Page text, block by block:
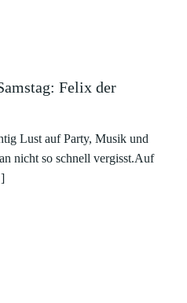
Felix der
Lust auf Party, Musik und
nicht so schnell vergisst.Auf